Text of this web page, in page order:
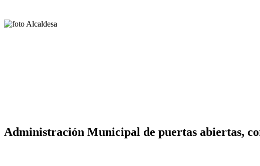
Administración Municipal de puertas abiertas,